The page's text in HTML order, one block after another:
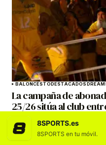
BALONCESTODESTACADOS
La campaña de
25/26 sitúa al club
en los Sports
8SPORTS.es
8SPORTS en tu móvil.